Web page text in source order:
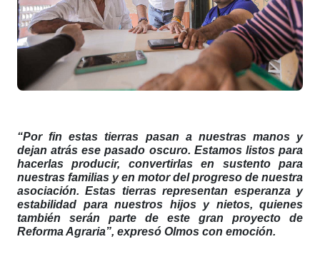
“Por fin estas tierras pasan a nuestras manos y
dejan atrás ese pasado oscuro. Estamos listos para
hacerlas producir, convertirlas en sustento para
nuestras familias y en motor del progreso de nuestra
asociación. Estas tierras representan esperanza y
estabilidad para nuestros hijos y nietos, quienes
también serán parte de este gran proyecto de
Reforma Agraria”, expresó Olmos con emoción.